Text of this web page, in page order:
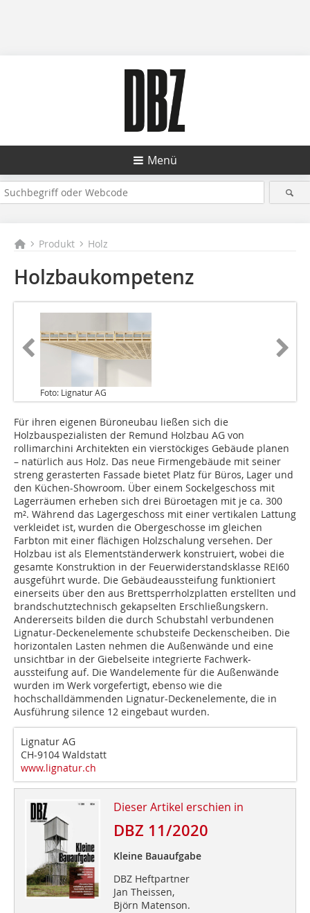
Menü
Produkt Holz
Holzbaukompetenz
Foto: Lignatur AG
Für ihren eigenen Büroneubau ließen sich die
Holzbauspezia­listen der Remund Holzbau AG von
rollimarchini Architekten ein vierstöckiges Gebäude planen
– natürlich aus Holz. Das neue Firmengebäude mit seiner
streng gerasterten Fassade bietet Platz für Büros, Lager und
den Küchen-Showroom. Über einem Sockelgeschoss mit
Lagerräumen erheben sich drei Büroetagen mit je ca. 300
m². Während das Lagergeschoss mit einer vertikalen Lattung
verkleidet ist, wurden die Obergeschosse im gleichen
Farbton mit einer flächigen Holzs­chalung versehen. Der
Holzbau ist als Elementständerwerk konstruiert, wobei die
gesamte Konstruktion in der Feuer­widerstandsklasse REI60
ausgeführt wurde. Die Gebäudeaussteifung funktioniert
einerseits über den aus Brettsperrholzplatten erstellten und
brandschutztechnisch gekapselten Erschließungskern.
Andererseits bilden die durch Schubstahl verbundenen
Lignatur-Deckenelemente schubsteife Deckenscheiben. Die
horizontalen Lasten nehmen die Außenwände und eine
unsichtbar in der Giebelseite integrierte Fachwerk-
aussteifung auf. Die Wandelemente für die Außenwände
wurden im Werk vorgefertigt, ebenso wie die
hochschalldämmenden Lignatur-Deckenelemente, die in
Ausführung silence 12 eingebaut wurden.
Lignatur AG
CH-9104 Waldstatt
www.lignatur.ch
Dieser Artikel erschien in
DBZ 11/2020
Kleine Bauaufgabe
DBZ Heftpartner
Jan Theissen,
Björn Matenson.